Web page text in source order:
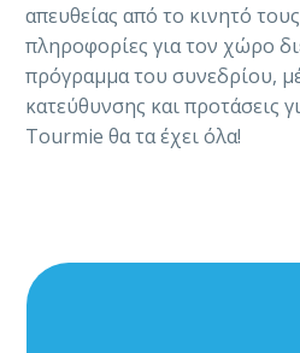
απευθείας από το κινητό
πληροφορίες για τον χώρο
πρόγραμμα του συνεδρίου,
κατεύθυνσης και προτάσεις
Tourmie θα τα έχει όλα!